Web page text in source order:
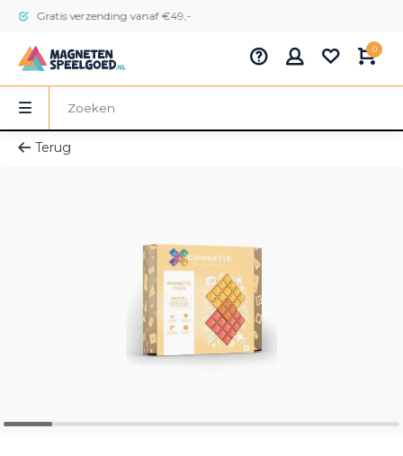
Gratis verzending vanaf €49,-
0
Terug